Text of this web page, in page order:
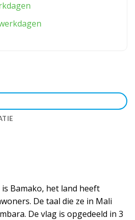
Bamako, het land heeft
De taal die ze in Mali
De vlag is opgedeeld in 3